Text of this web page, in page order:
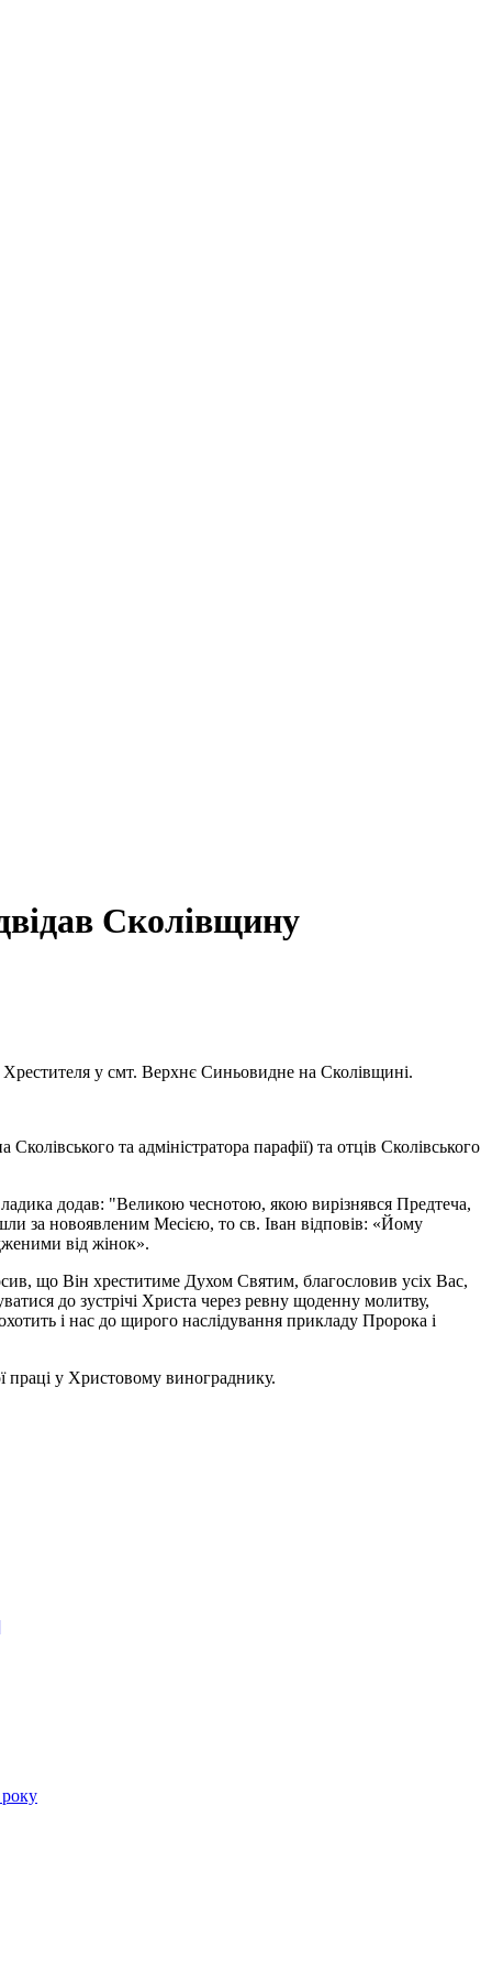
Сколівщину
Хрестителя у смт. Верхнє Синьовидне на Сколівщині.
та адміністратора парафії) та отців Сколівського
додав: "Великою чеснотою, якою вирізнявся Предтеча,
за новоявленим Месією, то св. Іван відповів: «Йому
від жінок».
що Він хреститиме Духом Святим, благословив усіх Вас,
до зустрічі Христа через ревну щоденну молитву,
і нас до щирого наслідування прикладу Пророка і
праці у Христовому винограднику.